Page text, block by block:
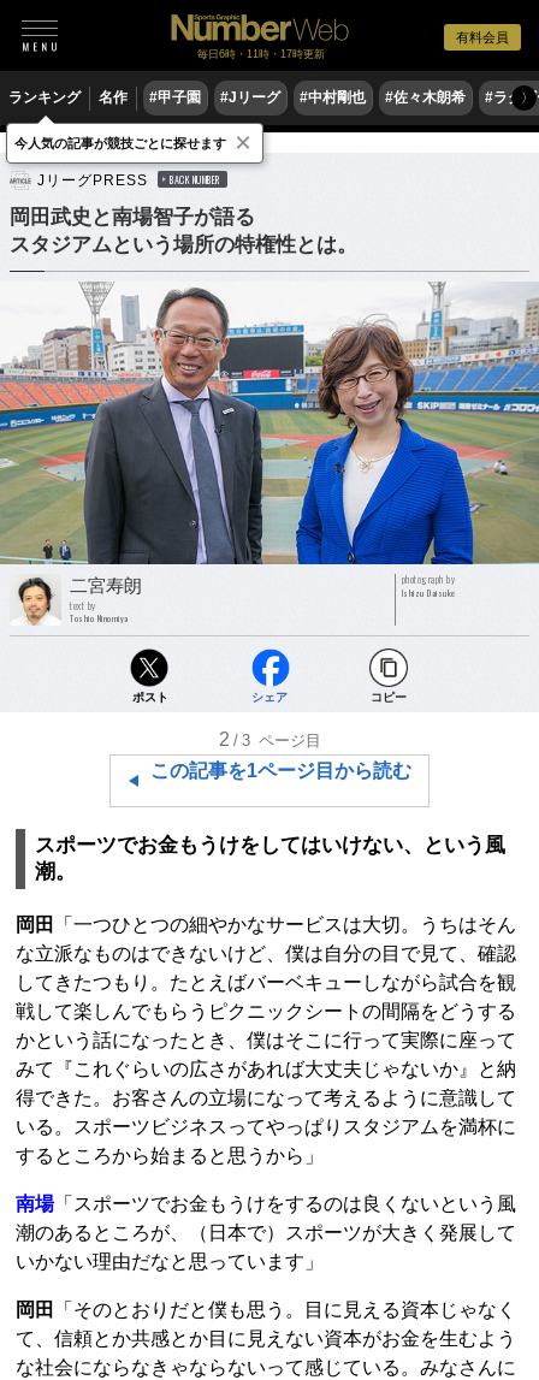
有料会員
毎日6時・11時・17時更新
ランキング 名作 #甲子園 #Jリーグ #中村剛也 #佐々木朗希 #ラグ〉
サッカー Jリーグ
JリーグPRESS BACK NUMBER
岡田武史と南場智子が語る
スタジアムという場所の特権性とは。
二宮寿朗
text by
Toshio Ninomiya
photograph by
Ishizu Daisuke
ポスト シェア コピー
2 /3 ページ目
この記事を1ページ目から読む
スポーツでお金もうけをしてはいけない、という風
潮。
岡田
「一つひとつの細やかなサービスは大切。うちはそん
な立派なものはできないけど、僕は自分の目で見て、確認
してきたつもり。たとえばバーベキューしながら試合を観
戦して楽しんでもらうピクニックシートの間隔をどうする
かという話になったとき、僕はそこに行って実際に座って
みて『これぐらいの広さがあれば大丈夫じゃないか』と納
得できた。お客さんの立場になって考えるように意識して
いる。スポーツビジネスってやっぱりスタジアムを満杯に
するところから始まると思うから」
南場「スポーツでお金もうけをするのは良くないという風
潮のあるところが、（日本で）スポーツが大きく発展して
いかない理由だなと思っています」
岡田
「そのとおりだと僕も思う。目に見える資本じゃなく
て、信頼とか共感とか目に見えない資本がお金を生むよう
な社会にならなきゃならないって感じている。みなさんに
今人気の記事が競技ごとに探せます ×